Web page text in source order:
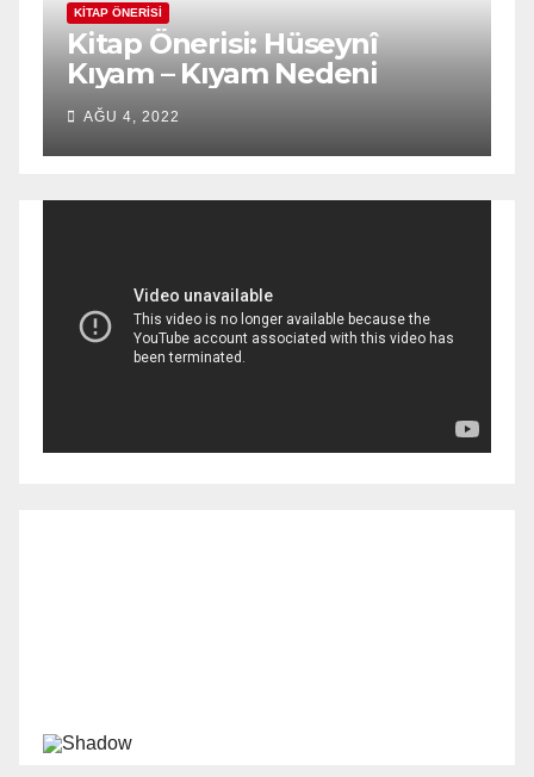
KITAP ÖNERISI
Kitap Önerisi: Hüseynî
Kıyam – Kıyam Nedeni
AĞU 4, 2022